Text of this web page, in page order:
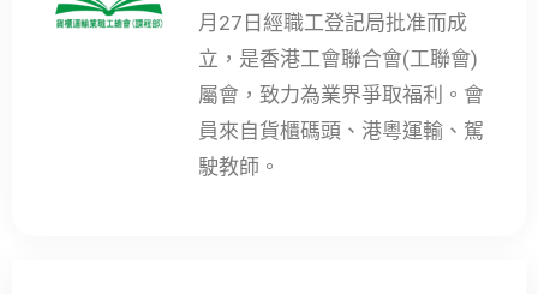
月27日經職工登記局批准而成
立，是香港工會聯合會(工聯會)
屬會，致力為業界爭取福利。會
員來自貨櫃碼頭、港粵運輸、駕
駛教師。